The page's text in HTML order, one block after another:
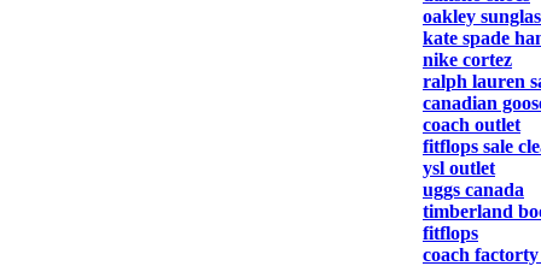
oakley
kate spade
nike cortez
ralph lauren
canadian
coach outlet
fitflops sale
ysl outlet
uggs canada
timberland
fitflops
coach